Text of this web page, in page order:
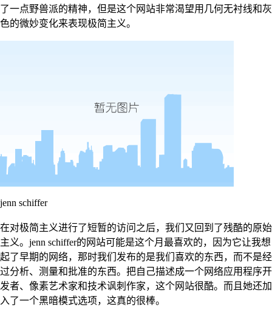
了一点野兽派的精神，但是这个网站非常渴望用几何无衬线和灰
色的微妙变化来表现极简主义。
jenn schiffer
在对极简主义进行了短暂的访问之后，我们又回到了残酷的原始
主义。jenn schiffer的网站可能是这个月最喜欢的，因为它让我想
起了早期的网络，那时我们发布的是我们喜欢的东西，而不是经
过分析、测量和批准的东西。把自己描述成一个网络应用程序开
发者、像素艺术家和技术讽刺作家，这个网站很酷。而且她还加
入了一个黑暗模式选项，这真的很棒。